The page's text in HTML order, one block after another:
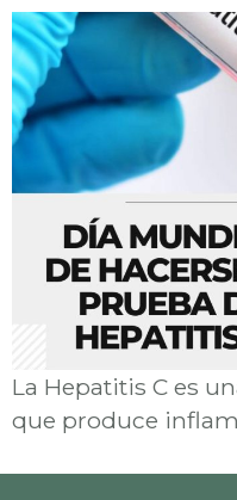
La Hepatitis C es
que produce